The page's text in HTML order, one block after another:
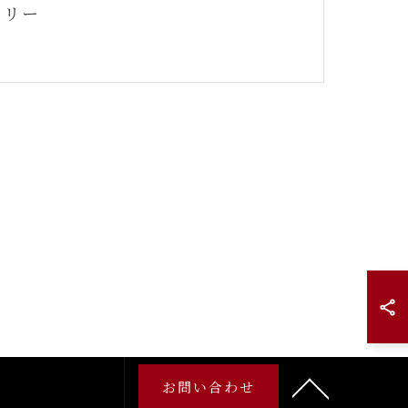
ー
お問い合わせ